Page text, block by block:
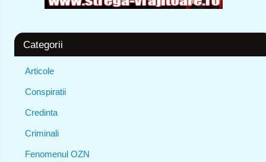
Categorii
Articole
Conspiratii
Credinta
Criminali
Fenomenul OZN